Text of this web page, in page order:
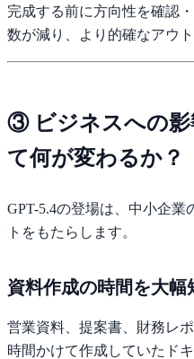
完成する前に方向性を確認
数が減り、より的確なアウ
③ ビジネスへの影
て何が変わるか？
GPT-5.4の登場は、中小企業
トをもたらします。
資料作成の時間を大幅
営業資料、提案書、財務レ
時間かけて作成していたド